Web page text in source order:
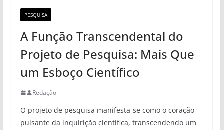
PESQUISA
A Função Transcendental do
Projeto de Pesquisa: Mais Que
um Esboço Científico
Redação
O projeto de pesquisa manifesta-se como o coração
pulsante da inquirição científica, transcendendo um